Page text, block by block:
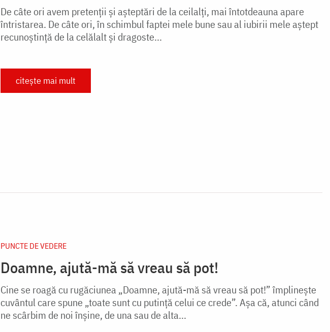
De câte ori avem pretenții și așteptări de la ceilalți, mai întotdeauna apare
întristarea. De câte ori, în schimbul faptei mele bune sau al iubirii mele aștept
recunoștință de la celălalt și dragoste...
citește mai mult
PUNCTE DE VEDERE
Doamne, ajută-mă să vreau să pot!
Cine se roagă cu rugăciunea „Doamne, ajută-mă să vreau să pot!” împlinește
cuvântul care spune „toate sunt cu putință celui ce crede”. Așa că, atunci când
ne scârbim de noi înșine, de una sau de alta...